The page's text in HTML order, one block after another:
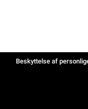
Beskyttelse af